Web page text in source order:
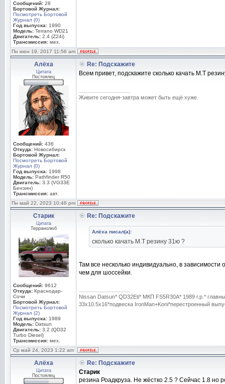
Сообщений: 28
Бортовой Журнал:
Посмотреть Бортовой
Журнал (0)
Год выпуска: 1990
Модель: Terrano WD21
Двигатель: 2.4 (Z24i)
Трансмиссия: мех.
Пн июн 19, 2017 11:56 am
Алёха
Цитата
Постоялец
Сообщений: 436
Откуда: Новосибирск
Бортовой Журнал:
Посмотреть Бортовой
Журнал (0)
Год выпуска: 1998
Модель: Pathfinder R50
Двигатель: 3.3 (VG33E
Бензин)
Трансмиссия: авт.
Re: Подскажите
Всем привет, подскажите сколько качать М.Т
Живите сегодня-завтра может быть ещё хуже.
Пн май 22, 2023 10:46 pm
Старик
Цитата
Терранолюб
Сообщений: 9612
Откуда: Краснодар-
Сочи
Бортовой Журнал:
Посмотреть Бортовой
Журнал (2)
Год выпуска: 1989
Модель: Datsun
Двигатель: 3.2 (QD32
Turbo Diesel)
Трансмиссия: мех.
Re: Подскажите
Алёха писал(а):
сколько качать М.Т резину 31ю ?
Там все несколько индивидуально, в
чем для шоссейки.
Nissan Datsun* QD32Eti* МКП FS5R30A* 1989 г.р.*
33x10.5x16*подвеска IronMan+Koni*перестроенный
Ср май 24, 2023 1:22 am
Алёха
Цитата
Постоялец
Re: Подскажите
Старик
резина Роадкруза. Не жёстко 2.5 ? Сейчас 1.8 но